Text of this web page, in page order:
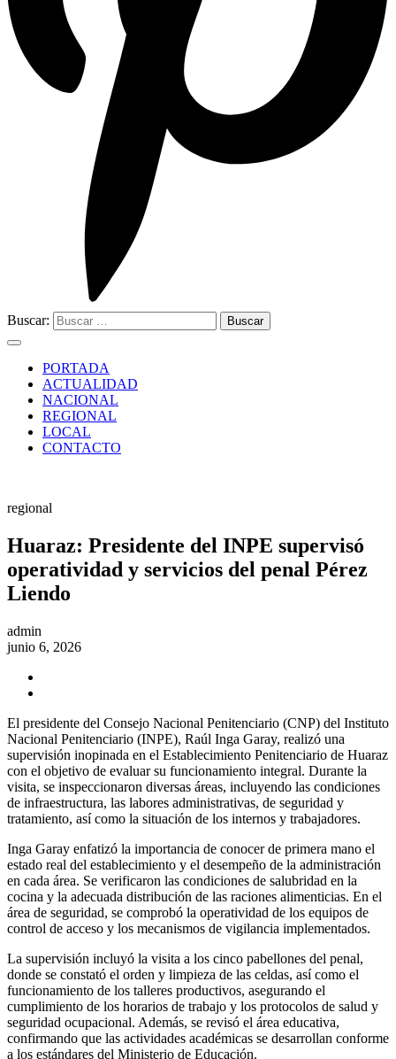
Buscar:
PORTADA
ACTUALIDAD
NACIONAL
REGIONAL
LOCAL
CONTACTO
regional
Huaraz: Presidente del INPE supervisó
operatividad y servicios del penal Pérez
Liendo
admin
junio 6, 2026
El presidente del Consejo Nacional Penitenciario (CNP) del Instituto
Nacional Penitenciario (INPE), Raúl Inga Garay, realizó una
supervisión inopinada en el Establecimiento Penitenciario de Huaraz
con el objetivo de evaluar su funcionamiento integral. Durante la
visita, se inspeccionaron diversas áreas, incluyendo las condiciones
de infraestructura, las labores administrativas, de seguridad y
tratamiento, así como la situación de los internos y trabajadores.
Inga Garay enfatizó la importancia de conocer de primera mano el
estado real del establecimiento y el desempeño de la administración
en cada área. Se verificaron las condiciones de salubridad en la
cocina y la adecuada distribución de las raciones alimenticias. En el
área de seguridad, se comprobó la operatividad de los equipos de
control de acceso y los mecanismos de vigilancia implementados.
La supervisión incluyó la visita a los cinco pabellones del penal,
donde se constató el orden y limpieza de las celdas, así como el
funcionamiento de los talleres productivos, asegurando el
cumplimiento de los horarios de trabajo y los protocolos de salud y
seguridad ocupacional. Además, se revisó el área educativa,
confirmando que las actividades académicas se desarrollan conforme
a los estándares del Ministerio de Educación.